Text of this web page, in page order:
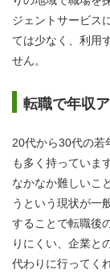
ジェントサービス
ては少なく、利用
せん。
転職で年収
20代から30代の若
も多く持っていま
なかなか難しいこ
うという現状が一
することで転職後
りにくい、企業と
代わりに行ってく